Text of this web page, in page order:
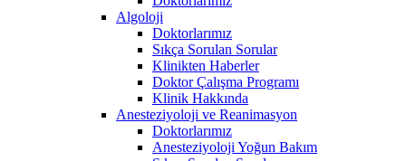
Algoloji
Doktorlarımız
Sıkça Sorulan Sorular
Klinikten Haberler
Doktor Çalışma Programı
Klinik Hakkında
Anesteziyoloji ve Reanimasyon
Doktorlarımız
Anesteziyoloji Yoğun Bakım